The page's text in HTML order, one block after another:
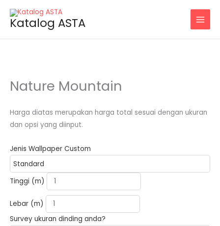
contentKatalog ASTA
Nature Mountain
Harga diatas merupakan harga total sesuai dengan ukuran
dan opsi yang diinput.
Jenis Wallpaper Custom
Tinggi (m)
Lebar (m)
Survey ukuran dinding anda?
Nature
Mountain
quantity